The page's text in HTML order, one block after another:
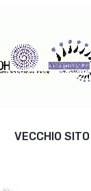
VECCHIO SITO